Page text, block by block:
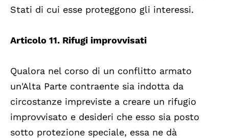
Stati di cui esse proteggono gli interessi.
Articolo 11. Rifugi improvvisati
Qualora nel corso di un conflitto armato
un'Alta Parte contraente sia indotta da
circostanze impreviste a creare un rifugio
improvvisato e desideri che esso sia posto
sotto protezione speciale, essa ne dà